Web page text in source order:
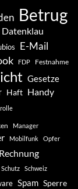
Betrug
Datenklau
E-Mail
FDP Festnahme
Gesetze
Haft Handy
Manager
Mobilfunk Opfer
Rechnung
Schutz Schweiz
Spam Sperre